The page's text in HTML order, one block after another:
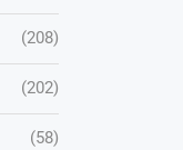
(208)
(202)
(58)